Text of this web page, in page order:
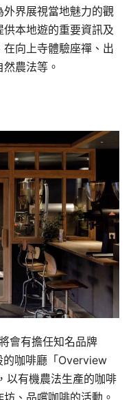
界展視當地魅力的觀
本地遊的重要資訊及
向上寺體驗座禪、出
農法等。
會有擔任知名品牌
咖啡廳「Overview
以有機農法生產的咖啡
、品嚐咖啡的活動。